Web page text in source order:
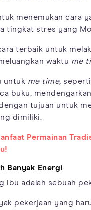
menemukan cara
tingkat stres yang
terbaik untuk
waktu me
untuk me time,
buku,
tujuan untuk
dimiliki.
Permainan
Banyak Energi
ibu adalah sebuah
pekerjaan yang